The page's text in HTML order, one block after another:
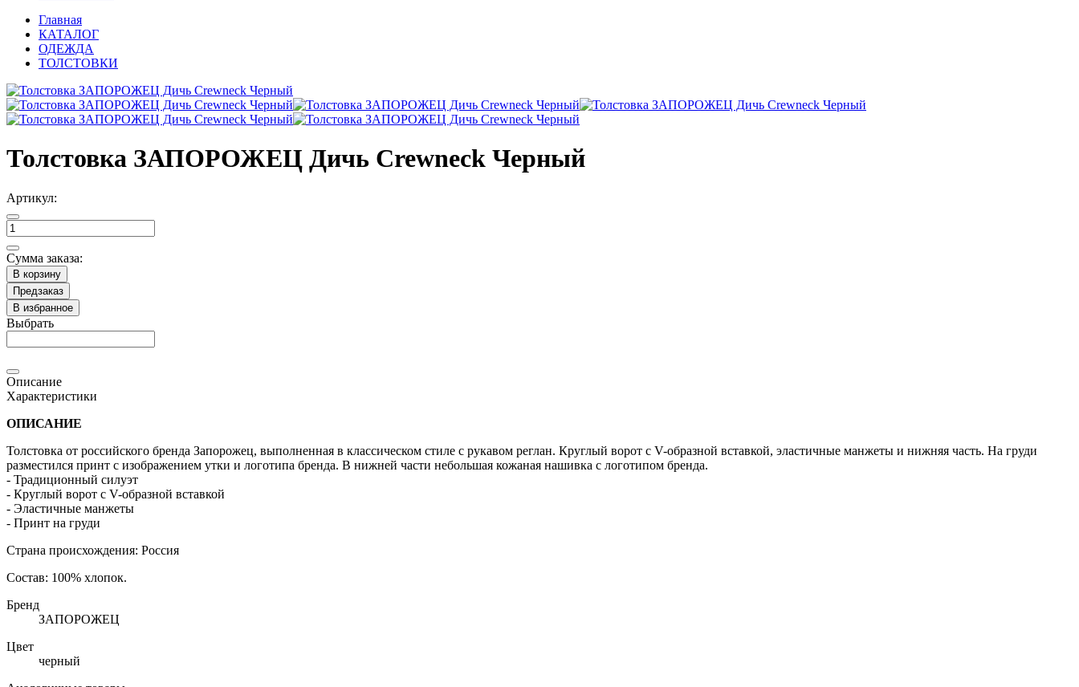
Главная
КАТАЛОГ
ОДЕЖДА
ТОЛСТОВКИ
Толстовка ЗАПОРОЖЕЦ Дичь Crewneck Черный
Артикул:
Сумма заказа:
В корзину
Предзаказ
В избранное
Выбрать
Описание
Характеристики
ОПИСАНИЕ
Толстовка от российского бренда Запорожец, выполненная в классическом стиле с рукавом реглан. Круглый ворот с V-образной вставкой, эластичные манжеты и нижняя часть. На груди
разместился принт с изображением утки и логотипа бренда. В нижней части небольшая кожаная нашивка с логотипом бренда.
- Традиционный силуэт
- Круглый ворот с V-образной вставкой
- Эластичные манжеты
- Принт на груди
Страна происхождения: Россия
Состав: 100% хлопок.
Бренд
ЗАПОРОЖЕЦ
Цвет
черный